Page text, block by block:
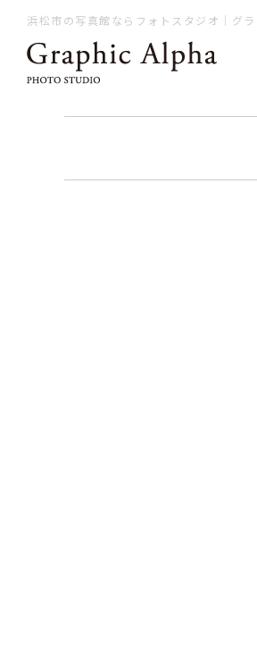
浜松市の写真館ならフォトスタジオ｜グ